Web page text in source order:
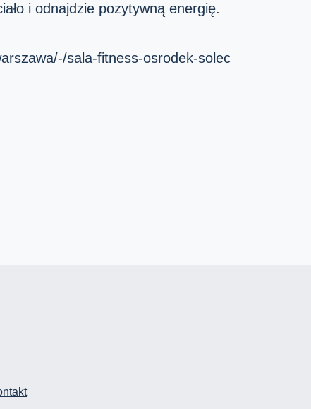
i odnajdzie pozytywną energię.
sala-fitness-osrodek-solec